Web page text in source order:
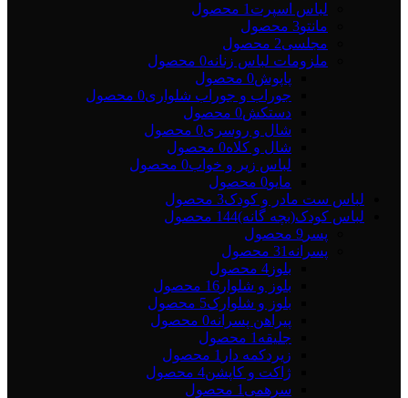
لباس اسپرت 1 محصول
مانتو3 محصول
مجلسی2 محصول
ملزومات لباس زنانه0 محصول
پاپوش0 محصول
جوراب و جوراب شلواری0 محصول
دستکش0 محصول
شال و روسری0 محصول
شال و کلاه0 محصول
لباس زیر و خواب0 محصول
مایو0 محصول
لباس ست مادر و کودک3 محصول
لباس کودک(بچه گانه)144 محصول
پسر 9 محصول
پسرانه 31 محصول
بلوز 4 محصول
بلوز و شلوار 16 محصول
بلوز و شلوارک5 محصول
پیراهن پسرانه0 محصول
جلیقه 1 محصول
زیردکمه دار 1 محصول
ژاکت و کاپشن4 محصول
سرهمی 1 محصول